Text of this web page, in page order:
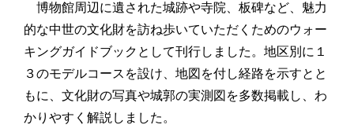
博物館周辺に遺された城跡や寺院、板碑など、魅力
的な中世の文化財を訪ね歩いていただくためのウォー
キングガイドブックとして刊行しました。地区別に１
３のモデルコースを設け、地図を付し経路を示すとと
もに、文化財の写真や城郭の実測図を多数掲載し、わ
かりやすく解説しました。